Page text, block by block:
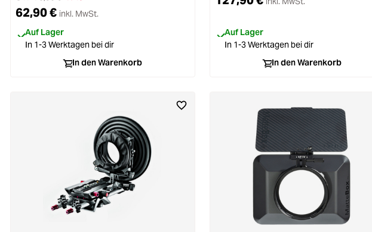
62,90 € inkl. MwSt.
Auf Lager
In 1-3 Werktagen bei dir
In den Warenkorb
Auf Lager
In 1-3 Werktagen bei dir
In den Warenkorb